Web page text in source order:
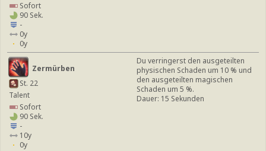
Sofort
90 Sek.
-
0y
0y
Zermürben
St. 22
Talent
Sofort
90 Sek.
-
10y
0y
Du verringerst den ausgeteilten
physischen Schaden um 10 % und
den ausgeteilten magischen
Schaden um 5 %.
Dauer: 15 Sekunden